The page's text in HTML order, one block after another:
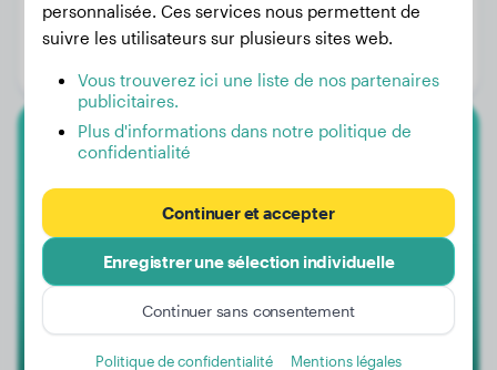
Âge:
4 ans, 9 mois
Golden Retriever
Moos
personnalisée. Ces services nous permettent de
suivre les utilisateurs sur plusieurs sites web.
Vous trouverez ici une liste de nos partenaires
publicitaires.
Plus d'informations dans notre politique de
confidentialité
Continuer et accepter
Enregistrer une sélection individuelle
Continuer sans consentement
Politique de confidentialité Mentions légales